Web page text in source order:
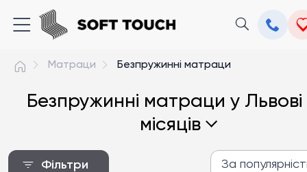
Матраци Безпружинні матраци
Безпружинні матраци у
місяців
Фільтри За